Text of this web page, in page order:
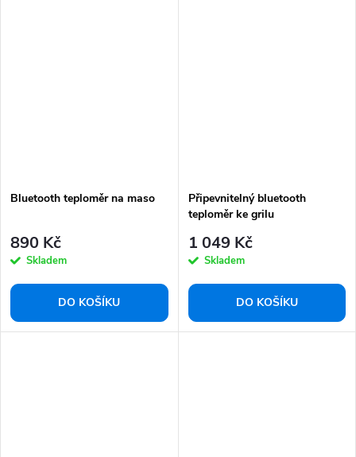
Bluetooth teploměr na maso
890 Kč
Skladem
DO KOŠÍKU
Připevnitelný bluetooth
teploměr ke grilu
1 049 Kč
Skladem
DO KOŠÍKU